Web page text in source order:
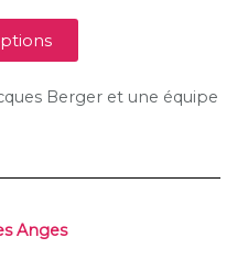
Berger et une équipe
Anges